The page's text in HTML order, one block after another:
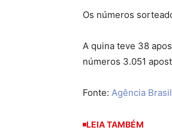
Os números
A quina teve 38
números 3.051
Fonte: Agência Brasil
LEIA TAMBÉM